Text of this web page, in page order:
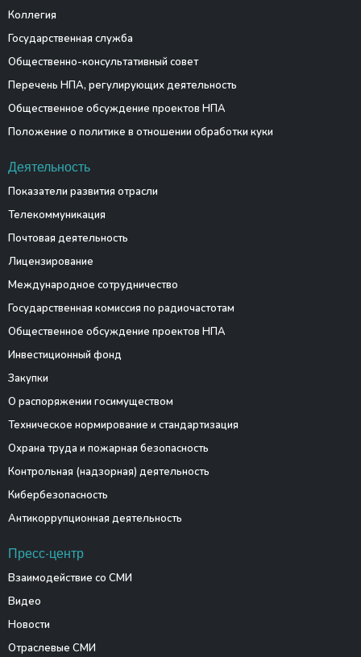
Коллегия
Государственная служба
Общественно-консультативный совет
Перечень НПА, регулирующих деятельность
Общественное обсуждение проектов НПА
Положение о политике в отношении обработки куки
Деятельность
Показатели развития отрасли
Телекоммуникация
Почтовая деятельность
Лицензирование
Международное сотрудничество
Государственная комиссия по радиочастотам
Общественное обсуждение проектов НПА
Инвестиционный фонд
Закупки
О распоряжении госимуществом
Техническое нормирование и стандартизация
Охрана труда и пожарная безопасность
Контрольная (надзорная) деятельность
Кибербезопасность
Антикоррупционная деятельность
Пресс-центр
Взаимодействие со СМИ
Видео
Новости
Отраслевые СМИ